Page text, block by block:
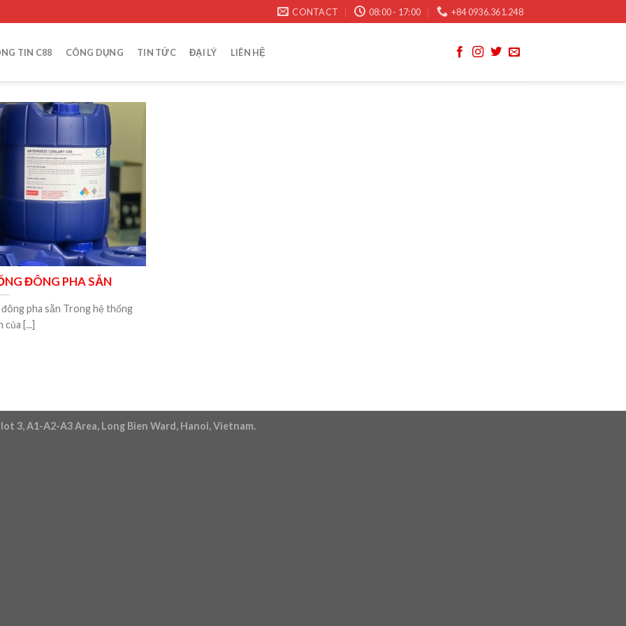
CONTACT 08:00 - 17:00 +84 0936.361.248
TIN C88 CÔNG DỤNG TIN TỨC ĐẠI LÝ LIÊN HỆ
ĐÔNG PHA SẴN
pha sẵn Trong hệ thống
của [...]
3, A1-A2-A3 Area, Long Bien Ward, Hanoi, Vietnam.